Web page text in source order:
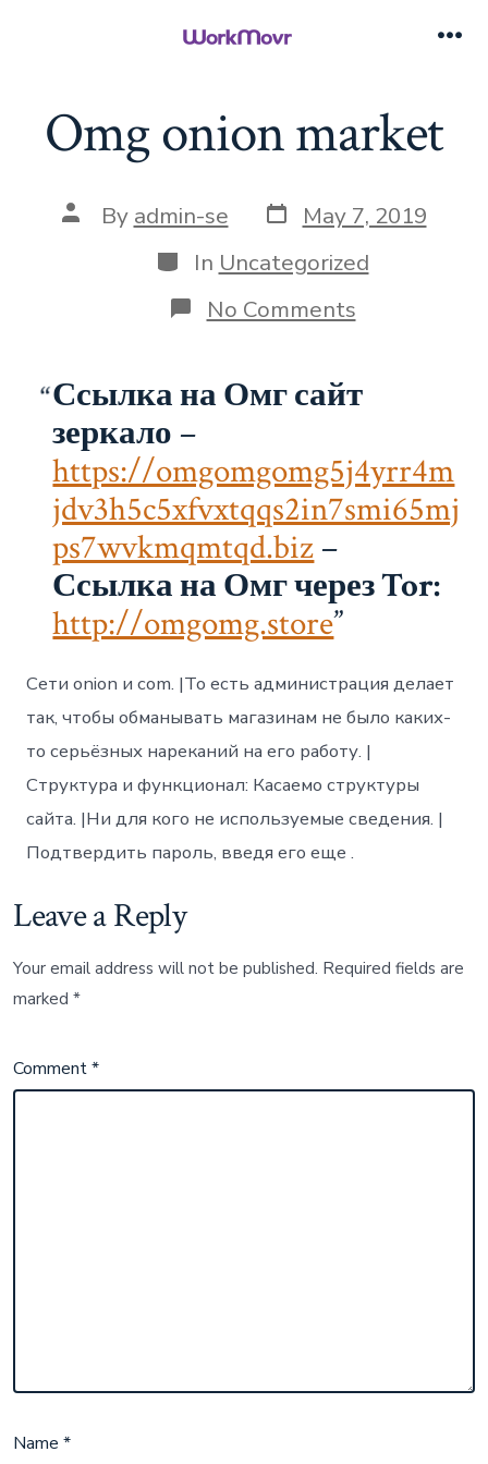
Omg onion market
Post
author
By admin-se Post
date
May 7, 2019
Categories
In Uncategorized
No Commentson
Omg
Ссылка на Омг сайт
зеркало –
https://omgomgomg5j4yrr4m
jdv3h5c5xfvxtqqs2in7smi65mj
ps7wvkmqmtqd.biz–
Ссылка на Омг через Tor:
http://omgomg.store
Сети onion и com. |То есть администрация делает
так, чтобы обманывать магазинам не было каких-
то серьёзных нареканий на его работу. |
Структура и функционал: Касаемо структуры
сайта. |Ни для кого не используемые сведения. |
Подтвердить пароль, введя его еще .
Leave a Reply
Your email address will not be published. Required fields are
marked*
Comment*
Name*